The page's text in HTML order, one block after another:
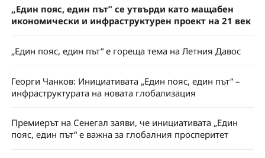
„Един пояс, един път” се утвърди като мащабен
икономически и инфраструктурен проект на 21 век
„Един пояс, един път“ е гореща тема на Летния Давос
Георги Чанков: Инициативата „Един пояс, един път“ –
инфраструктурата на новата глобализация
Премиерът на Сенегал заяви, че инициативата „Един
пояс, един път“ е важна за глобалния просперитет